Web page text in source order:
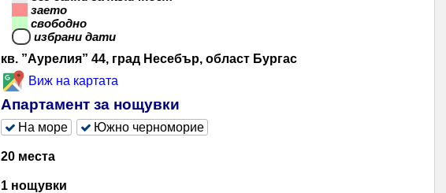
заето
свободно
избрани дати
кв. ”Аурелия” 44, град Несебър, област Бургас
Виж на картата
Апартамент за нощувки
На море
Южно черноморие
20 места
1 нощувки